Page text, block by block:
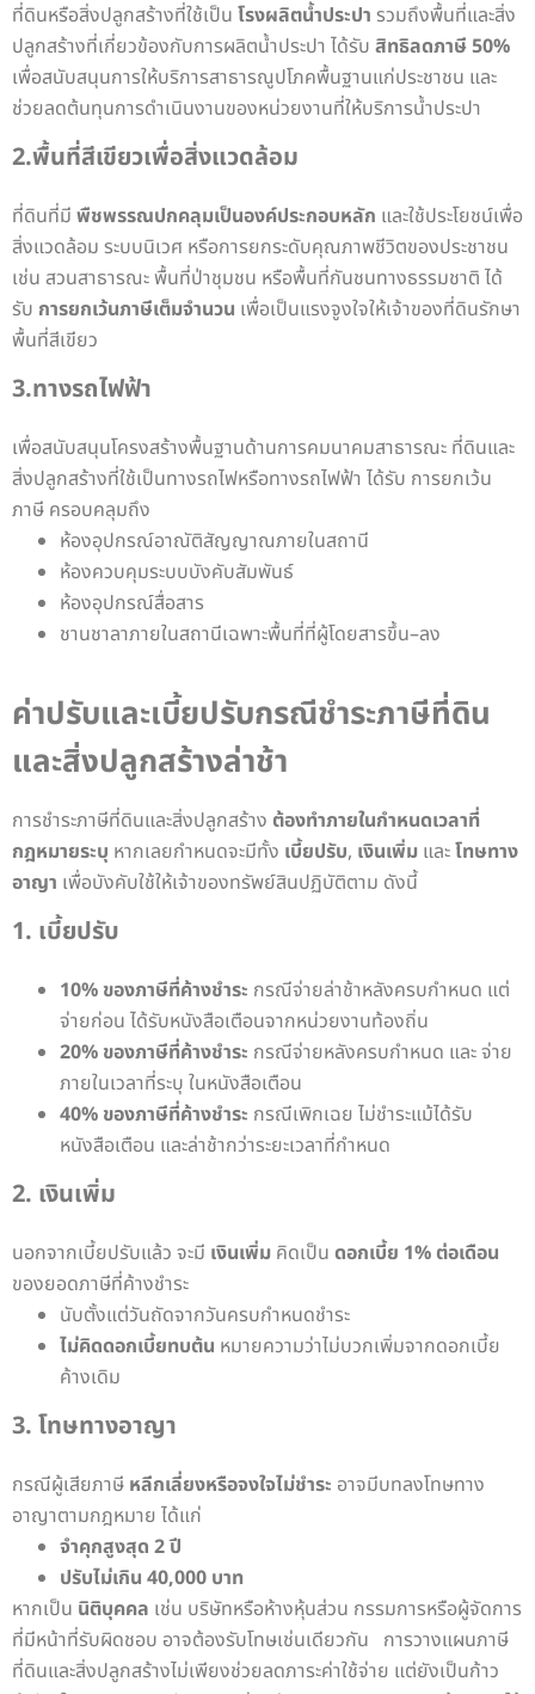
ที่ดินหรือสิ่งปลูกสร้างที่ใช้เป็น โรงผลิตน้ำประปา รวมถึงพื้นที่และสิ่ง
ปลูกสร้างที่เกี่ยวข้องกับการผลิตน้ำประปา ได้รับ สิทธิลดภาษี 50%
เพื่อสนับสนุนการให้บริการสาธารณูปโภคพื้นฐานแก่ประชาชน และ
ช่วยลดต้นทุนการดำเนินงานของหน่วยงานที่ให้บริการน้ำประปา
2.พื้นที่สีเขียวเพื่อสิ่งแวดล้อม
ที่ดินที่มี พืชพรรณปกคลุมเป็นองค์ประกอบหลัก และใช้ประโยชน์เพื่อ
สิ่งแวดล้อม ระบบนิเวศ หรือการยกระดับคุณภาพชีวิตของประชาชน
เช่น สวนสาธารณะ พื้นที่ป่าชุมชน หรือพื้นที่กันชนทางธรรมชาติ ได้
รับ การยกเว้นภาษีเต็มจำนวน เพื่อเป็นแรงจูงใจให้เจ้าของที่ดินรักษา
พื้นที่สีเขียว
3.ทางรถไฟฟ้า
เพื่อสนับสนุนโครงสร้างพื้นฐานด้านการคมนาคมสาธารณะ ที่ดินและ
สิ่งปลูกสร้างที่ใช้เป็นทางรถไฟหรือทางรถไฟฟ้า ได้รับ การยกเว้น
ภาษี ครอบคลุมถึง
ห้องอุปกรณ์อาณัติสัญญาณภายในสถานี
ห้องควบคุมระบบบังคับสัมพันธ์
ห้องอุปกรณ์สื่อสาร
ชานชาลาภายในสถานีเฉพาะพื้นที่ที่ผู้โดยสารขึ้น–ลง
ค่าปรับและเบี้ยปรับกรณีชำระภาษีที่ดิน
และสิ่งปลูกสร้างล่าช้า
การชำระภาษีที่ดินและสิ่งปลูกสร้าง ต้องทำภายในกำหนดเวลาที่
กฎหมายระบุ หากเลยกำหนดจะมีทั้ง เบี้ยปรับ, เงินเพิ่ม และโทษทาง
อาญา เพื่อบังคับใช้ให้เจ้าของทรัพย์สินปฏิบัติตาม ดังนี้
1. เบี้ยปรับ
10% ของภาษีที่ค้างชำระ กรณีจ่ายล่าช้าหลังครบกำหนด แต่
จ่ายก่อน ได้รับหนังสือเตือนจากหน่วยงานท้องถิ่น
20% ของภาษีที่ค้างชำระ กรณีจ่ายหลังครบกำหนด และ จ่าย
ภายในเวลาที่ระบุ ในหนังสือเตือน
40% ของภาษีที่ค้างชำระ กรณีเพิกเฉย ไม่ชำระแม้ได้รับ
หนังสือเตือน และล่าช้ากว่าระยะเวลาที่กำหนด
2. เงินเพิ่ม
นอกจากเบี้ยปรับแล้ว จะมี เงินเพิ่ม คิดเป็น ดอกเบี้ย 1% ต่อเดือน
ของยอดภาษีที่ค้างชำระ
นับตั้งแต่วันถัดจากวันครบกำหนดชำระ
ไม่คิดดอกเบี้ยทบต้น หมายความว่าไม่บวกเพิ่มจากดอกเบี้ย
ค้างเดิม
3. โทษทางอาญา
กรณีผู้เสียภาษี หลีกเลี่ยงหรือจงใจไม่ชำระ อาจมีบทลงโทษทาง
อาญาตามกฎหมาย ได้แก่
จำคุกสูงสุด 2 ปี
ปรับไม่เกิน 40,000 บาท
หากเป็น นิติบุคคล เช่น บริษัทหรือห้างหุ้นส่วน กรรมการหรือผู้จัดการ
ที่มีหน้าที่รับผิดชอบ อาจต้องรับโทษเช่นเดียวกัน การวางแผนภาษี
ที่ดินและสิ่งปลูกสร้างไม่เพียงช่วยลดภาระค่าใช้จ่าย แต่ยังเป็นก้าว